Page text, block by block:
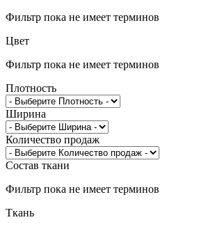
Фильтр пока не имеет терминов
Цвет
Фильтр пока не имеет терминов
Плотность
Ширина
Количество продаж
Состав ткани
Фильтр пока не имеет терминов
Ткань